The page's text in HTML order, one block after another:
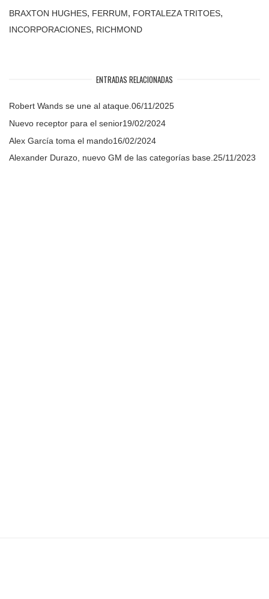
BRAXTON HUGHES, FERRUM, FORTALEZA TRITOES,
INCORPORACIONES, RICHMOND
ENTRADAS RELACIONADAS
Robert Wands se une al ataque. 06/11/2025
Nuevo receptor para el senior19/02/2024
Alex García toma el mando16/02/2024
Alexander Durazo, nuevo GM de las categorías base.25/11/2023